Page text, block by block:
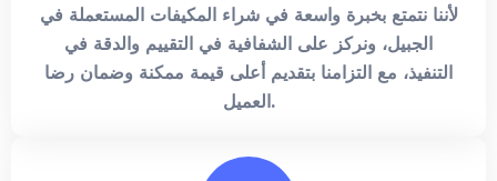
لأننا نتمتع بخبرة واسعة في شراء المكيفات المستعملة في
الجبيل، ونركز على الشفافية في التقييم والدقة في
التنفيذ، مع التزامنا بتقديم أعلى قيمة ممكنة وضمان رضا
العميل.